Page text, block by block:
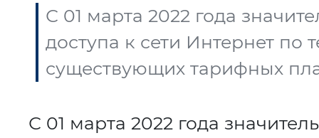
С 01 марта 2022 года
доступа к сети Интернет по
существующих тарифных
С 01 марта 2022 года